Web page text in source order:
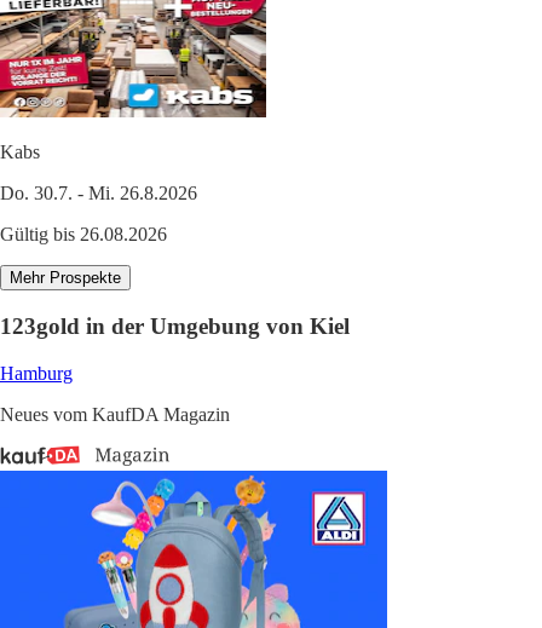
Kabs
Do. 30.7. - Mi. 26.8.2026
Gültig bis 26.08.2026
Mehr Prospekte
123gold in der Umgebung von Kiel
Hamburg
Neues vom KaufDA Magazin